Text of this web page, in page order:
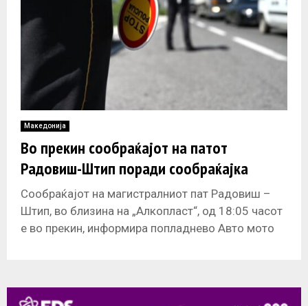
R
M
E
N
U
Македонија
Во прекин сообраќајот на патот
Радовиш-Штип поради сообраќајка
Сообраќајот на магистралниот пат Радовиш –
Штип, во близина на „Алкопласт“, од 18:05 часот
е во прекин, информира попладнево Авто мото